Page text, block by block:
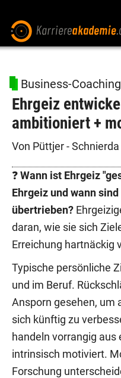
ENGLISCHE DOWNLOADS
E-LEARNING
FAQ
BERATUNG
Business-Coaching
Ehrgeiz
ambitioniert +
Von Püttjer - Schnierda
❓ Wann ist Ehrgeiz
Ehrgeiz und wann
übertrieben?
daran, wie sie sich
Erreichung hartnäckig
Typische persönliche
und im Beruf.
Ansporn gesehen, um
sich künftig zu
handeln vorrangig
intrinsisch motiviert.
Forschung